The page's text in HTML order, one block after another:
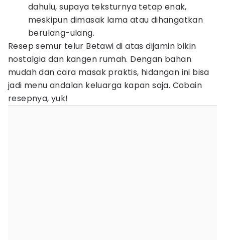
dahulu, supaya teksturnya tetap enak,
meskipun dimasak lama atau dihangatkan
berulang-ulang.
Resep semur telur Betawi di atas dijamin bikin
nostalgia dan kangen rumah. Dengan bahan
mudah dan cara masak praktis, hidangan ini bisa
jadi menu andalan keluarga kapan saja. Cobain
resepnya, yuk!